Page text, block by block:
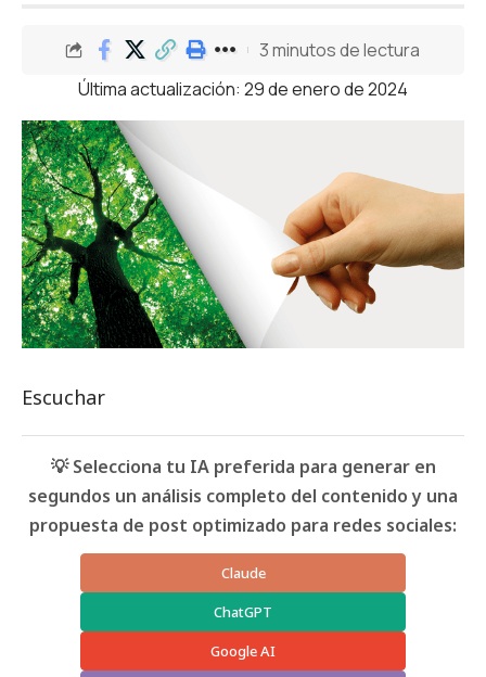
Última actualización: 29 de enero de 2024
3 minutos de lectura
Escuchar
💡 Selecciona tu IA preferida para generar en
segundos un análisis completo del contenido y una
propuesta de post optimizado para redes sociales:
Claude
ChatGPT
Google AI